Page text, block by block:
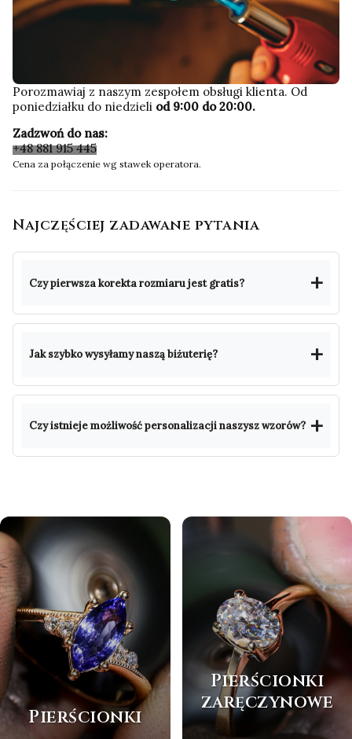
Porozmawiaj z naszym zespołem obsługi klienta. Od
poniedziałku do niedzieli od 9:00 do 20:00.
Zadzwoń do nas:
+48 881 915 445
Cena za połączenie wg stawek operatora.
Najczęściej zadawane pytania
Czy pierwsza korekta rozmiaru jest gratis?
Jak szybko wysyłamy naszą biżuterię?
Czy istnieje możliwość personalizacji naszysz wzorów?
Pierścionki
Pierścionki
zaręczynowe